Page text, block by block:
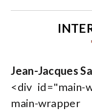
Jean-Jacques
<div id="main-
main-